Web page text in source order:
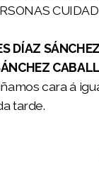
DÍAZ
cara á
tarde.